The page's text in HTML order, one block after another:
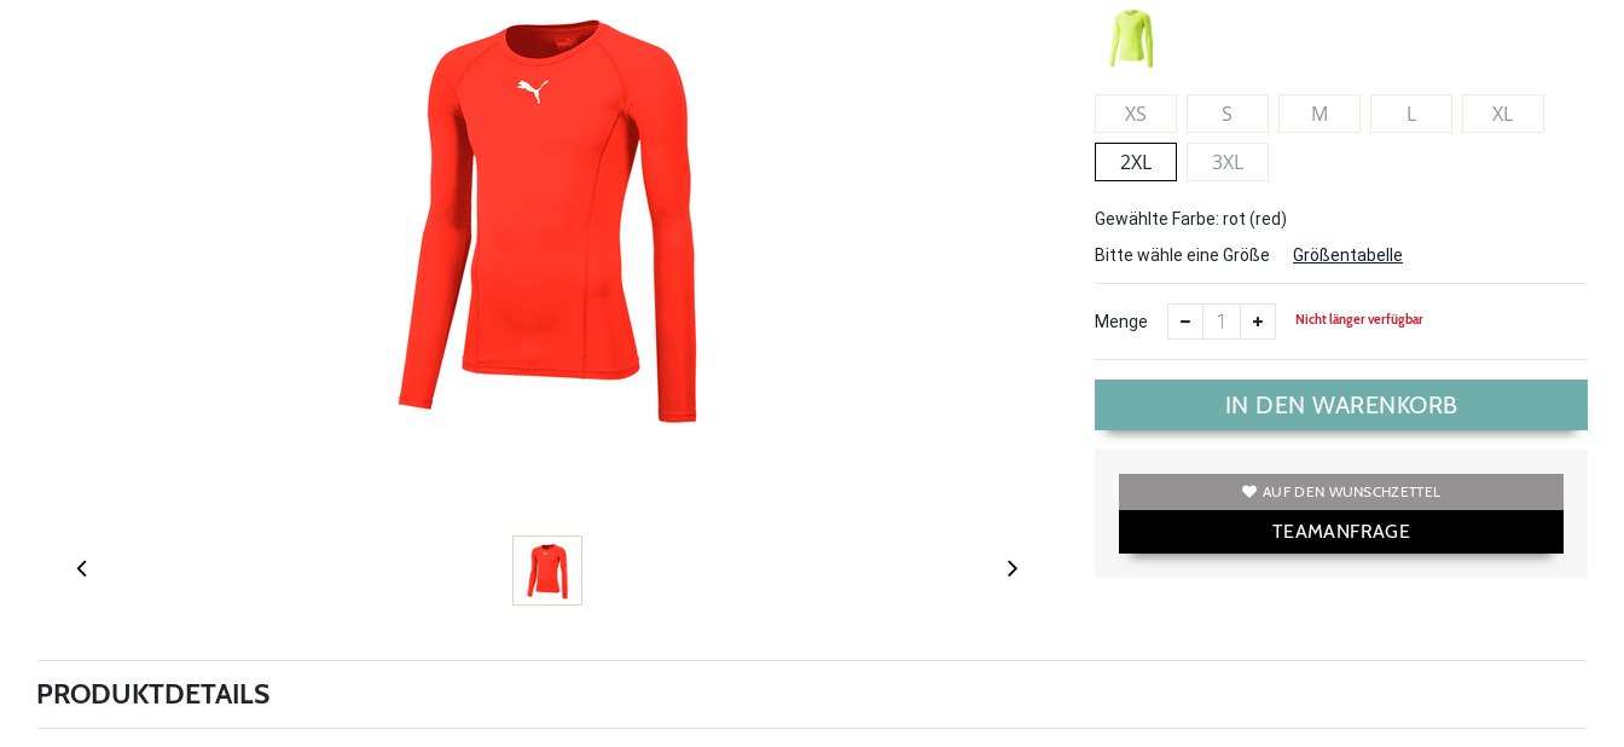
XS S M L
XL
2XL
3XL
Gewählte Farbe: rot (red)
Bitte wähle eine Größe
Größentabelle
Menge Nicht länger verfügbar
IN DEN WARENKORB
AUF DEN WUNSCHZETTEL
TEAMANFRAGE
PRODUKTDETAILS